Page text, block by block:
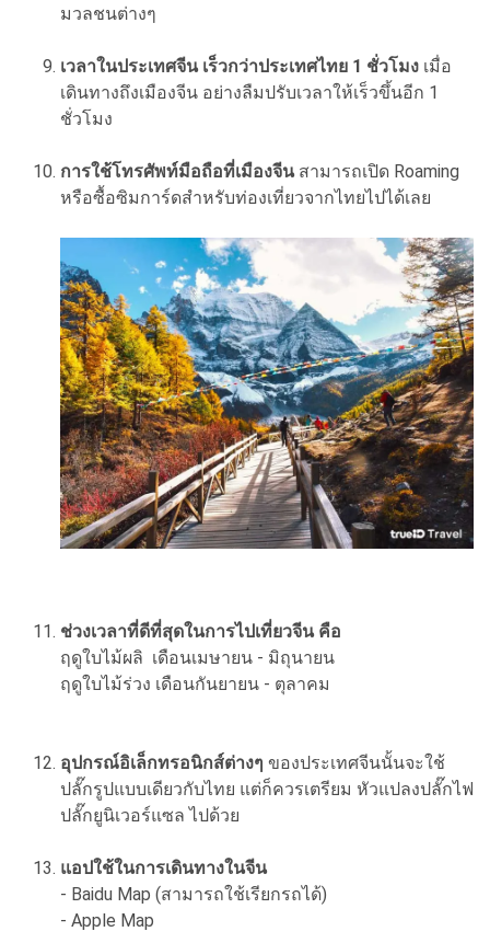
มวลชนต่างๆ
เวลาในประเทศจีน เร็วกว่าประเทศไทย 1 ชั่วโมง เมื่อ
เดินทางถึงเมืองจีน อย่างลืมปรับเวลาให้เร็วขึ้นอีก 1
ชั่วโมง
การใช้โทรศัพท์มือถือที่เมืองจีนสามารถเปิด Roaming
หรือซื้อซิมการ์ดสำหรับท่องเที่ยวจากไทยไปได้เลย
ช่วงเวลาที่ดีที่สุดในการไปเที่ยวจีน คือ
ฤดูใบไม้ผลิ เดือนเมษายน - มิถุนายน
ฤดูใบไม้ร่วง เดือนกันยายน - ตุลาคม
อุปกรณ์อิเล็กทรอนิกส์ต่างๆ ของประเทศจีนนั้นจะใช้
ปลั๊กรูปแบบเดียวกับไทย แต่ก็ควรเตรียม หัวแปลงปลั๊กไฟ
ปลั๊กยูนิเวอร์แซล ไปด้วย
แอปใช้ในการเดินทางในจีน
- Baidu Map (สามารถใช้เรียกรถได้)
- Apple Map